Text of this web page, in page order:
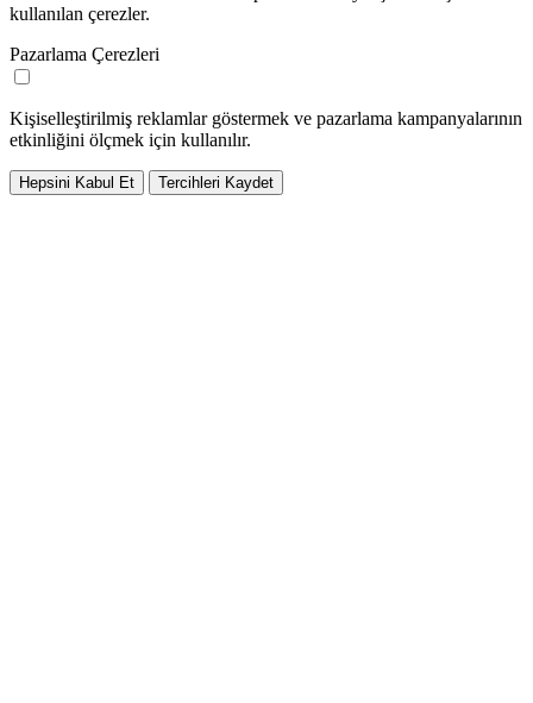
kullanılan çerezler.
Pazarlama Çerezleri
Kişiselleştirilmiş reklamlar göstermek ve pazarlama kampanyalarının
etkinliğini ölçmek için kullanılır.
Hepsini Kabul Et Tercihleri Kaydet